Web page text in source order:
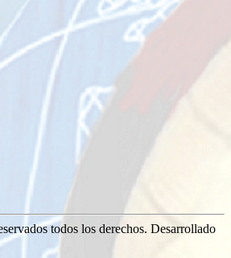
todos los derechos. Desarrollado